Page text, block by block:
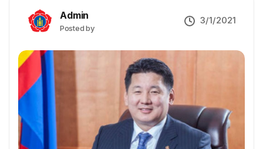
Admin
Posted by
3/1/2021